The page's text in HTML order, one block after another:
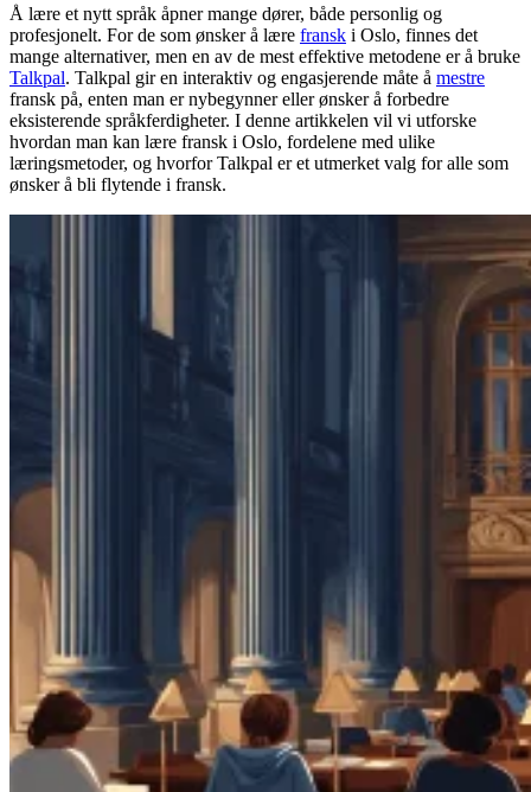
Å lære et nytt språk åpner mange dører, både personlig og
profesjonelt. For de som ønsker å lære fransk i Oslo, finnes det
mange alternativer, men en av de mest effektive metodene er å bruke
Talkpal. Talkpal gir en interaktiv og engasjerende måte å mestre
fransk på, enten man er nybegynner eller ønsker å forbedre
eksisterende språkferdigheter. I denne artikkelen vil vi utforske
hvordan man kan lære fransk i Oslo, fordelene med ulike
læringsmetoder, og hvorfor Talkpal er et utmerket valg for alle som
ønsker å bli flytende i fransk.